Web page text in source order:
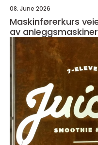
08. June 2026
Maskinførerkurs veien til trygg og lovlig bruk
av anleggsmaskiner